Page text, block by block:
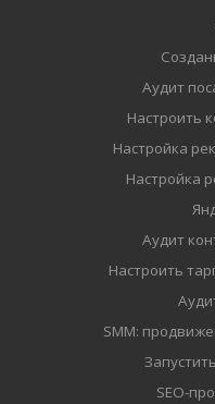
Аудит
Настроить
Настройка
Настройка
Аудит
Настроить
SMM:
SEO-